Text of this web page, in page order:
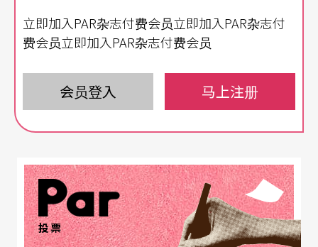
近十年他重新钻研贝多芬手稿与当代演出实务的成
此时的布隆斯泰特焕发出朴拙、精准的能量。
这位不停带给听众成长与惊喜的指挥家，即将于二
举行两场演出。在临行之际，他特别接受本刊专
访，除了他对于这次演出曲目的心得，也有看尽七
十年乐坛变迁的成熟智慧。
立即加入PAR杂志付费会员立即加入PAR杂志付
费会员立即加入PAR杂志付费会员
会员登入 马上注册
投票